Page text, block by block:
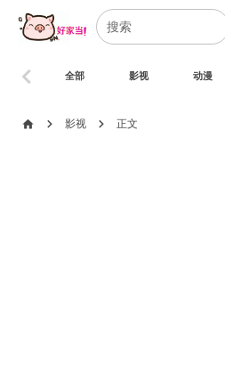
全部 影视 动漫
chevron_left
home chevron_right 影视 chevron_right 正文